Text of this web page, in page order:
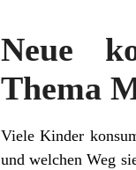
Neue
Thema
Viele Kinder
und welchen Weg